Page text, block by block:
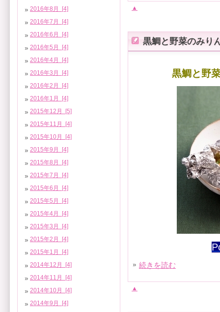
▲
黒鯛と野菜のみり
黒鯛と野
続きを読む
▲
2016年8月 [4]
2016年7月 [4]
2016年6月 [4]
2016年5月 [4]
2016年4月 [4]
2016年3月 [4]
2016年2月 [4]
2016年1月 [4]
2015年12月 [5]
2015年11月 [4]
2015年10月 [4]
2015年9月 [4]
2015年8月 [4]
2015年7月 [4]
2015年6月 [4]
2015年5月 [4]
2015年4月 [4]
2015年3月 [4]
2015年2月 [4]
2015年1月 [4]
2014年12月 [4]
2014年11月 [4]
2014年10月 [4]
2014年9月 [4]